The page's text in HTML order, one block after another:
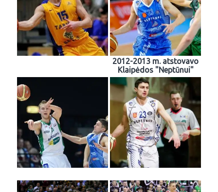
2012-2013 m. atstovavo
Klaipėdos "Neptūnui"